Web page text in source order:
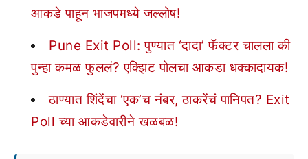
आकडे पाहून भाजपमध्ये जल्लोष!
Pune Exit Poll: पुण्यात ‘दादा’ फॅक्टर चालला की
पुन्हा कमळ फुललं? एक्झिट पोलचा आकडा धक्कादायक!
ठाण्यात शिंदेंचा ‘एक’च नंबर, ठाकरेंचं पानिपत? Exit
Poll च्या आकडेवारीने खळबळ!